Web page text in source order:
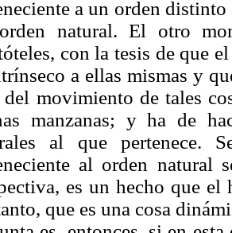
a un orden
natural. El otro
con la tesis de que
a ellas mismas y
movimiento de tales
manzanas; y ha de
al que pertenece.
al orden natural
es un hecho que el
que es una cosa